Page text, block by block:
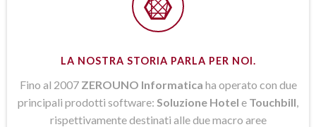
LA NOSTRA STORIA PARLA PER NOI.
Fino al 2007 ZEROUNO Informatica ha operato con due
principali prodotti software: Soluzione Hotel e Touchbill
rispettivamente destinati alle due macro aree